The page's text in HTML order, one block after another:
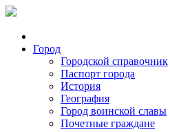
Город
Городской справочник
Паспорт города
История
География
Город воинской славы
Почетные граждане